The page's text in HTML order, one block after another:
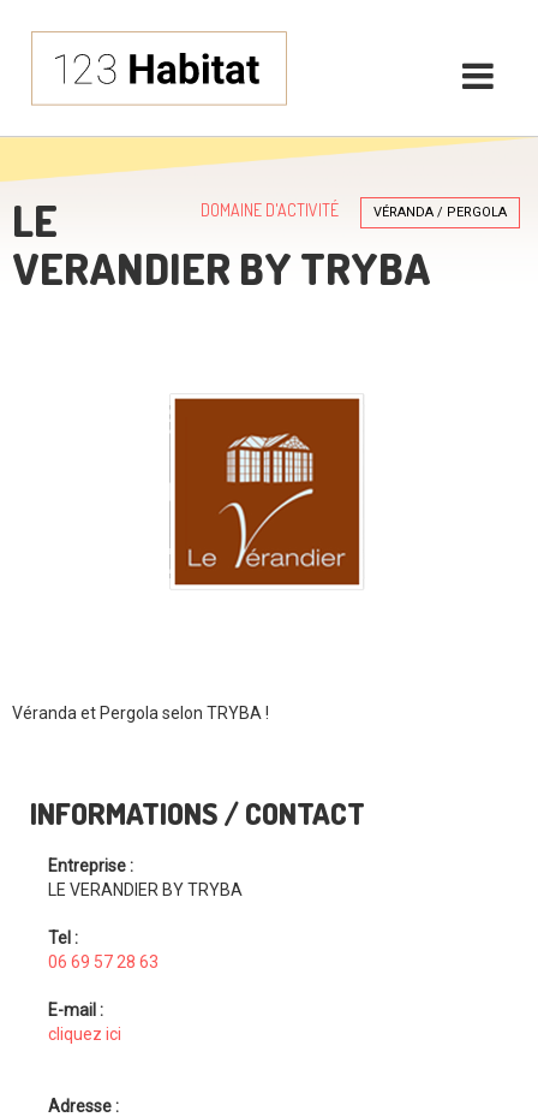
DOMAINE D'ACTIVITÉ VÉRANDA / PERGOLA
LE
VERANDIER BY TRYBA
Véranda et Pergola selon TRYBA !
INFORMATIONS / CONTACT
Entreprise :
LE VERANDIER BY TRYBA
Tel :
06 69 57 28 63
E-mail :
cliquez ici
Adresse :